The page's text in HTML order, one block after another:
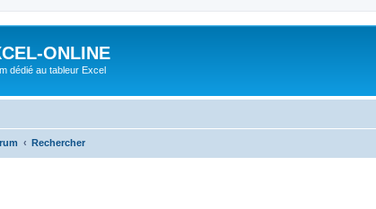
ONLINE
dédié au tableur Excel
Rechercher